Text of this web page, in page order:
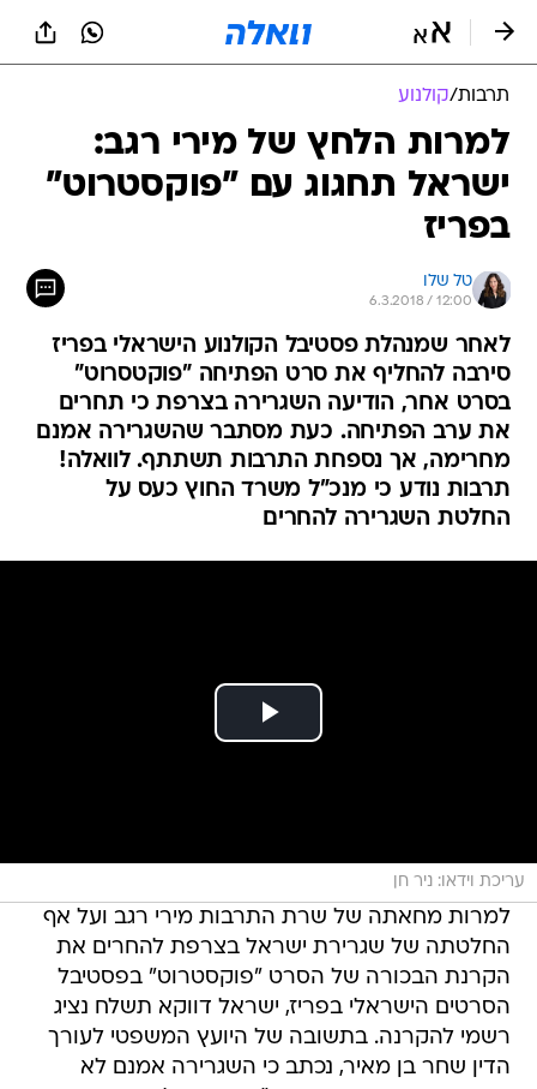
תרבות/קולנוע
למרות הלחץ של מירי רגב:
ישראל תחגוג עם "פוקסטרוט"
בפריז
טל שלו
6.3.2018 / 12:00
לאחר שמנהלת פסטיבל הקולנוע הישראלי בפריז
סירבה להחליף את סרט הפתיחה "פוקטסרוט"
בסרט אחר, הודיעה השגרירה בצרפת כי תחרים
את ערב הפתיחה. כעת מסתבר שהשגרירה אמנם
מחרימה, אך נספחת התרבות תשתתף. לוואלה!
תרבות נודע כי מנכ"ל משרד החוץ כעס על
החלטת השגרירה להחרים
עריכת וידאו: ניר חן
למרות מחאתה של שרת התרבות מירי רגב ועל אף
החלטתה של שגרירת ישראל בצרפת להחרים את
הקרנת הבכורה של הסרט "פוקסטרוט" בפסטיבל
הסרטים הישראלי בפריז, ישראל דווקא תשלח נציג
רשמי להקרנה. בתשובה של היועץ המשפטי לעורך
הדין שחר בן מאיר, נכתב כי השגרירה אמנם לא